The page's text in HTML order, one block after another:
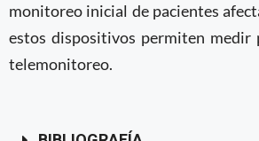
monitoreo inicial de pacientes
estos dispositivos permiten medir
telemonitoreo.